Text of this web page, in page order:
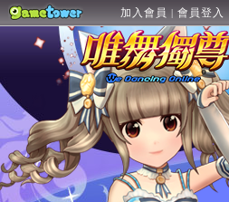
加入會員 | 會員登入